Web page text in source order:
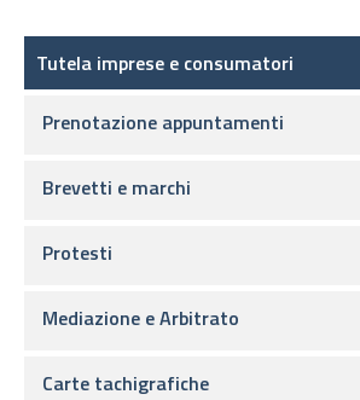
Tutela imprese e consumatori
Tutela imprese e consumatori
Prenotazione appuntamenti
Brevetti e marchi
Protesti
Mediazione e Arbitrato
Carte tachigrafiche